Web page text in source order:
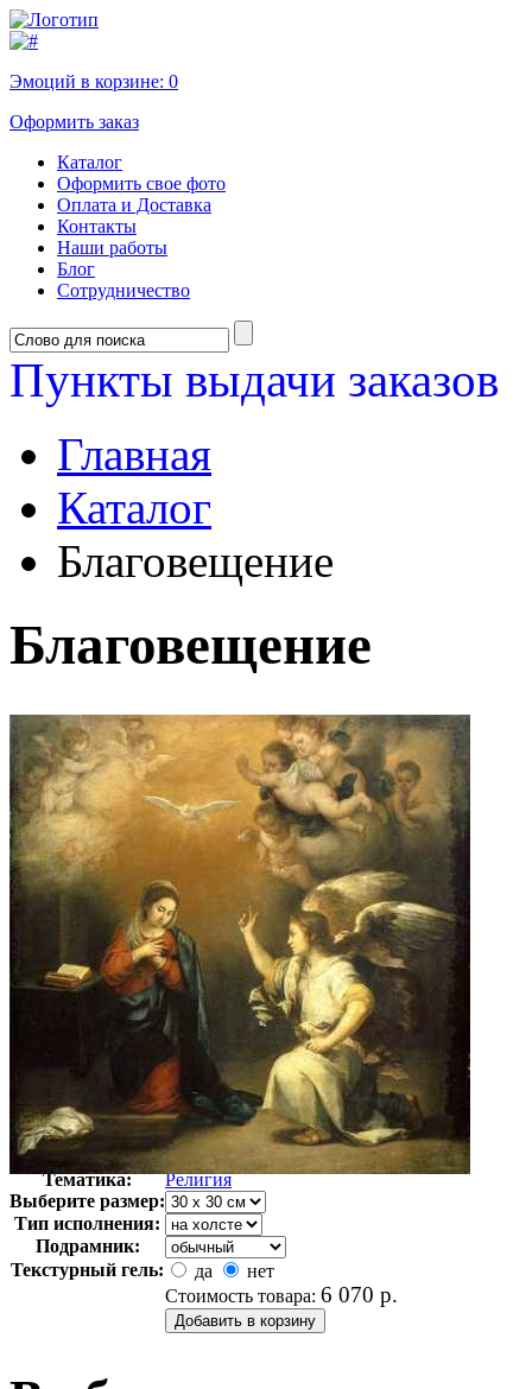
Эмоций в корзине: 0
Оформить заказ
Каталог
Оформить свое фото
Оплата и Доставка
Контакты
Наши работы
Блог
Сотрудничество
Пункты выдачи заказов
Главная
Каталог
Благовещение
Благовещение
Автор:
Бартоломе Эстебан
Арт-стиль
Возрождение
Тематика:
Религия
Выберите размер:
Тип исполнения:
Подрамник:
Текстурный гель:
да
нет
Стоимость товара: 6 070 р.